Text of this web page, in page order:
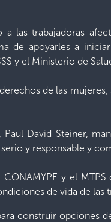
las trabajadoras
de apoyarles a
y el Ministerio de
de las
Paul David Steiner,
y responsable y
y el
de vida de las
construir opciones